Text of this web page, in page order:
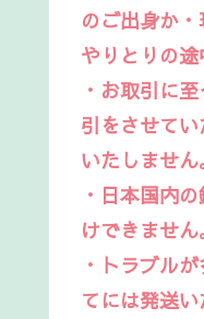
のご出身か
やりとりの
・お取引に
引をさせて
いたしません
・日本国内
けできません
・トラブル
てには発送い